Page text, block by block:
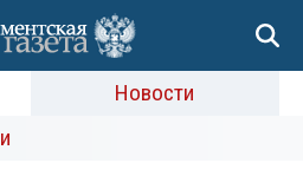
Новости